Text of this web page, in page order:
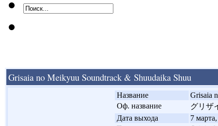
Grisaia no Meikyuu Soundtrack & Shuudaika Shuu
Название
Grisaia
Оф. название
グリザ
Дата выхода
7